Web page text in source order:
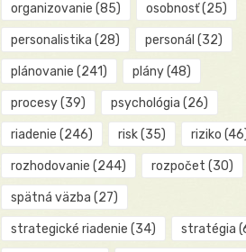
organizovanie (85) osobnosť(25)
personalistika (28) personál (32)
plánovanie (241) plány(48)
procesy(39) psychológia (26)
riadenie (246) risk(35) riziko
rozhodovanie (244) rozpočet (30)
spätná väzba (27)
strategické riadenie (34) stratégia